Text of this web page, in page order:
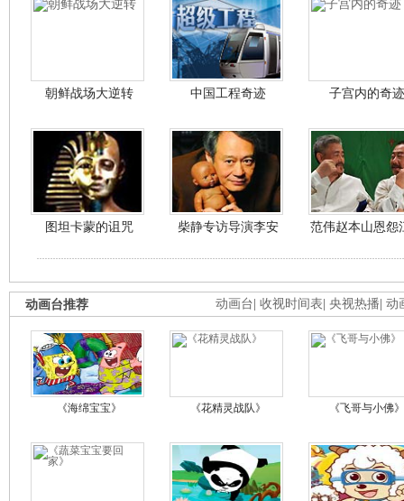
朝鲜战场大逆转 中国工程奇迹 子宫内的奇迹
图坦卡蒙的诅咒 柴静专访导演李安 范伟赵本山恩怨
动画台 收视时间表 央视热播 动
动画台推荐
《海绵宝宝》 《花精灵战队》 《飞哥与小佛》